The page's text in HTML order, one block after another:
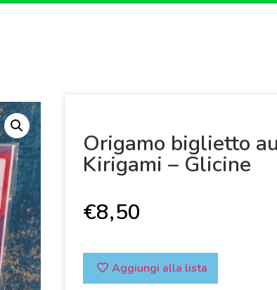
Origamo biglietto
Kirigami – Glicine
€8,50
Aggiungi alla lista